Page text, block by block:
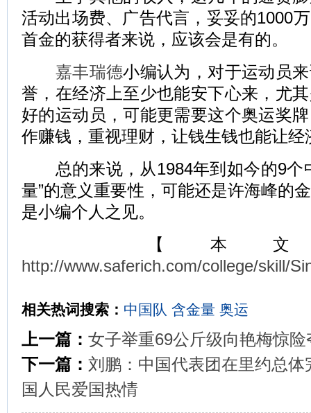
活动出场费、广告代言，妥妥的1000
首金的获得者来说，应该会是有的。
嘉丰瑞德小编认为，对于运动员
誉，在经济上至少也能安下心来，尤
好的运动员，可能更需要这个奥运奖
作赚钱，重视理财，让钱生钱也能让经
总的来说，从1984年到如今的9个
量”的意义重要性，可能还是许海峰的
是小编个人之见。
【本文
http://www.saferich.com/college/skill/
相关热词搜索： 中国队 含金量 奥运
上一篇： 女子举重69公斤级向艳梅惊
下一篇： 刘鹏：中国代表团在里约总
国人民爱国热情